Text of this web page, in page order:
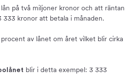
på två miljoner kronor och att räntan
333 kronor att betala i månaden.
av lånet om året vilket blir cirka
blir i detta exempel: 3 333